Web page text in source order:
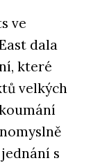
ve
dala
které
velkých
s